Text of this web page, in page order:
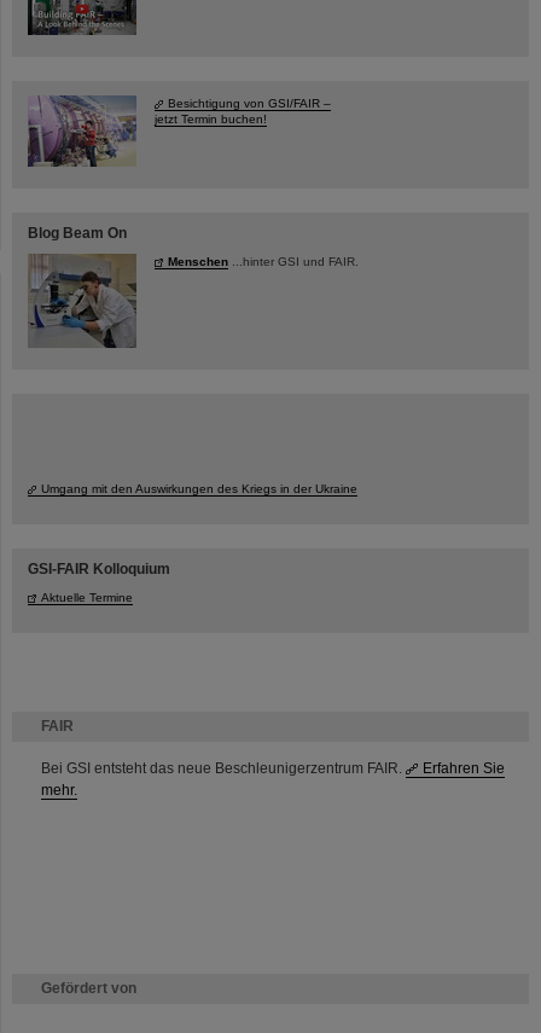
FAIR
Bei GSI entsteht das neue Beschleunigerzentrum FAIR.
Erfahren Sie
mehr.
Gefördert von
Besichtigung von GSI/FAIR –
jetzt Termin buchen!
Blog Beam On
Menschen ...hinter GSI und FAIR.
Umgang mit den Auswirkungen des Kriegs in der Ukraine
GSI-FAIR Kolloquium
Aktuelle Termine